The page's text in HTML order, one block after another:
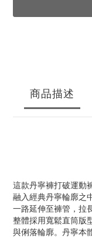
商品描述
這款丹寧褲打破運動
融入經典丹寧輪廓之
一路延伸至褲管，拉
整體採用寬鬆直筒版
與俐落輪廓。丹寧本